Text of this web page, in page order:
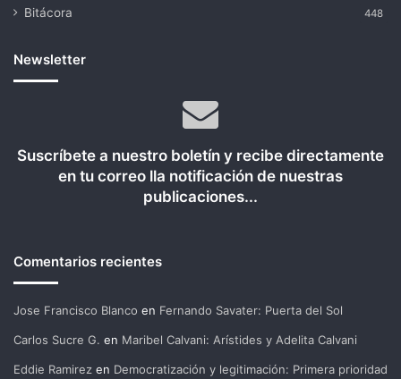
Bitácora 448
Newsletter
Suscríbete a nuestro boletín y recibe directamente
en tu correo lla notificación de nuestras
publicaciones...
Comentarios recientes
Jose Francisco Blanco en Fernando Savater: Puerta del Sol
Carlos Sucre G. en Maribel Calvani: Arístides y Adelita Calvani
Eddie Ramirez en Democratización y legitimación: Primera prioridad